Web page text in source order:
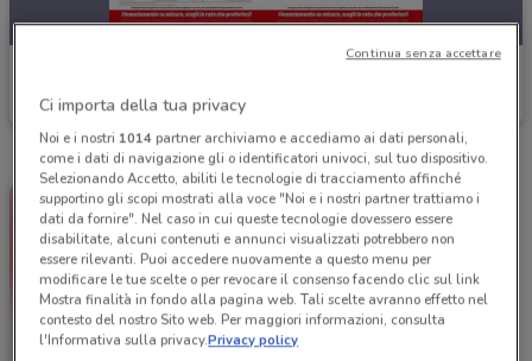
Scade domani
Ci importa della tua privacy
Noi e i nostri 1014partner archiviamo e accediamo ai dati personali,
come i dati di navigazione gli o identificatori univoci, sul tuo dispositivo.
Selezionando Accetto, abiliti le tecnologie di tracciamento affinché
supportino gli scopi mostrati alla voce "Noi e i nostri partner trattiamo i
dati da fornire". Nel caso in cui queste tecnologie dovessero essere
disabilitate, alcuni contenuti e annunci visualizzati potrebbero non
essere rilevanti. Puoi accedere nuovamente a questo menu per
modificare le tue scelte o per revocare il consenso facendo clic sul link
Mostra finalità in fondo alla pagina web. Tali scelte avranno effetto nel
contesto del nostro Sito web. Per maggiori informazioni, consulta
l'Informativa sulla privacy.Privacy policy
Continua senza accettare